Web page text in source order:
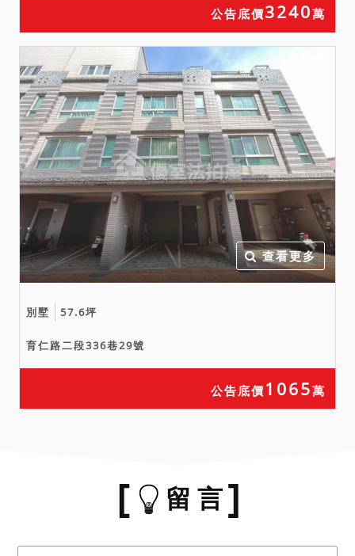
公告底價3240萬
查看更多
別墅 57.6坪
育仁路二段336巷29號
公告底價 1065萬
留 言